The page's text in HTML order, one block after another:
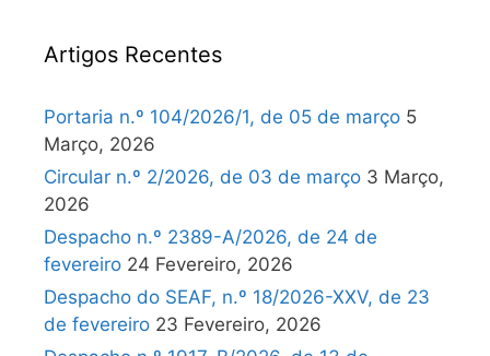
Artigos Recentes
Portaria n.º 104/2026/1, de 05 de março 5
Março, 2026
Circular n.º 2/2026, de 03 de março 3 Março,
2026
Despacho n.º 2389-A/2026, de 24 de
fevereiro 24 Fevereiro, 2026
Despacho do SEAF, n.º 18/2026-XXV, de 23
de fevereiro 23 Fevereiro, 2026